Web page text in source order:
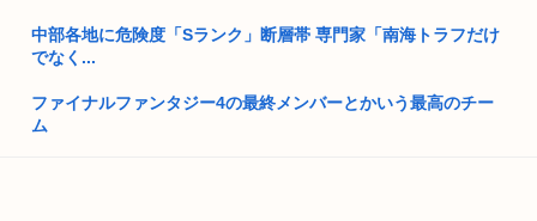
更www
外で遊ぶ...
中部各地に危険度「Sランク」断層帯 専門家「南海トラフだけ
でなく...
ファイナルファンタジー4の最終メンバーとかいう最高のチー
ム